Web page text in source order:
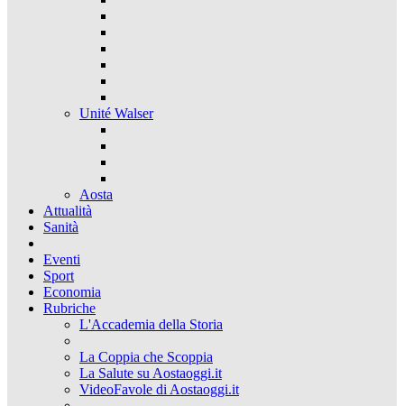
Unité Walser
Aosta
Attualità
Sanità
Eventi
Sport
Economia
Rubriche
L'Accademia della Storia
La Coppia che Scoppia
La Salute su Aostaoggi.it
VideoFavole di Aostaoggi.it